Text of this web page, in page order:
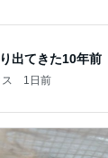
出てきた10年前
1日前